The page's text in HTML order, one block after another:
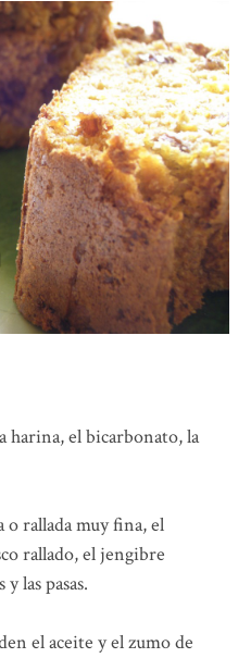
harina, el bicarbonato, la
o rallada muy fina, el
rallado, el jengibre
las pasas.
el aceite y el zumo de